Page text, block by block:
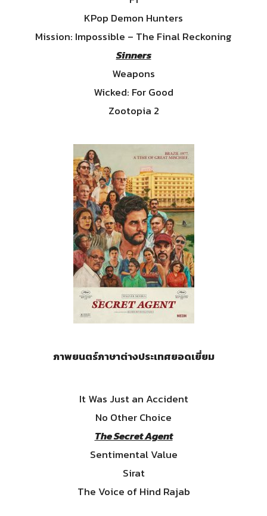
KPop Demon Hunters
Mission: Impossible – The Final Reckoning
Sinners
Weapons
Wicked: For Good
Zootopia 2
ภาพยนตร์ภาษาต่างประเทศยอดเยี่ยม
It Was Just an Accident
No Other Choice
The Secret Agent
Sentimental Value
Sirat
The Voice of Hind Rajab